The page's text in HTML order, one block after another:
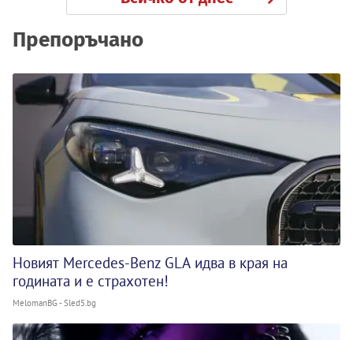
Препоръчано
Новият Mercedes-Benz GLA идва в края на
годината и е страхотен!
MelomanBG - Sled5.bg